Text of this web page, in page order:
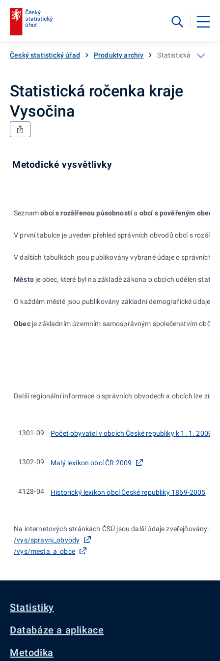
Český statistický úřad Produkty archiv Statistická ročenka
Statistická ročenka kraje
Vysočina
Metodické vysvětlivky
Seznamobcí s rozšířenou působnostía obcí s pověřeným
V první tabulce je uveden přehled správních obvodů obcí s
V dalších tabulkách jsou publikovány vybrané údaje o správních
Městoje obec, které byl na základě zákona o obcích udělen
O každém městě jsou publikovány základní demografické údaje,
Obec je základním územním samosprávným společenstvím
Další regionální informace o správních obvodech a obcích lze
1301-09 Počet obyvatel v obcích České republiky k 1. 1. 2009
1302-09 Malý lexikon obcí ČR 2009
4128-04 Historický lexikon obcí České republiky 1869-2005
Na internetových stránkách ČSÚ jsou další údaje zveřejňovány na:
/vys/spravni_obvody
/vys/mesta_a_obce
Statistiky
Databáze a aplikace
Metodika